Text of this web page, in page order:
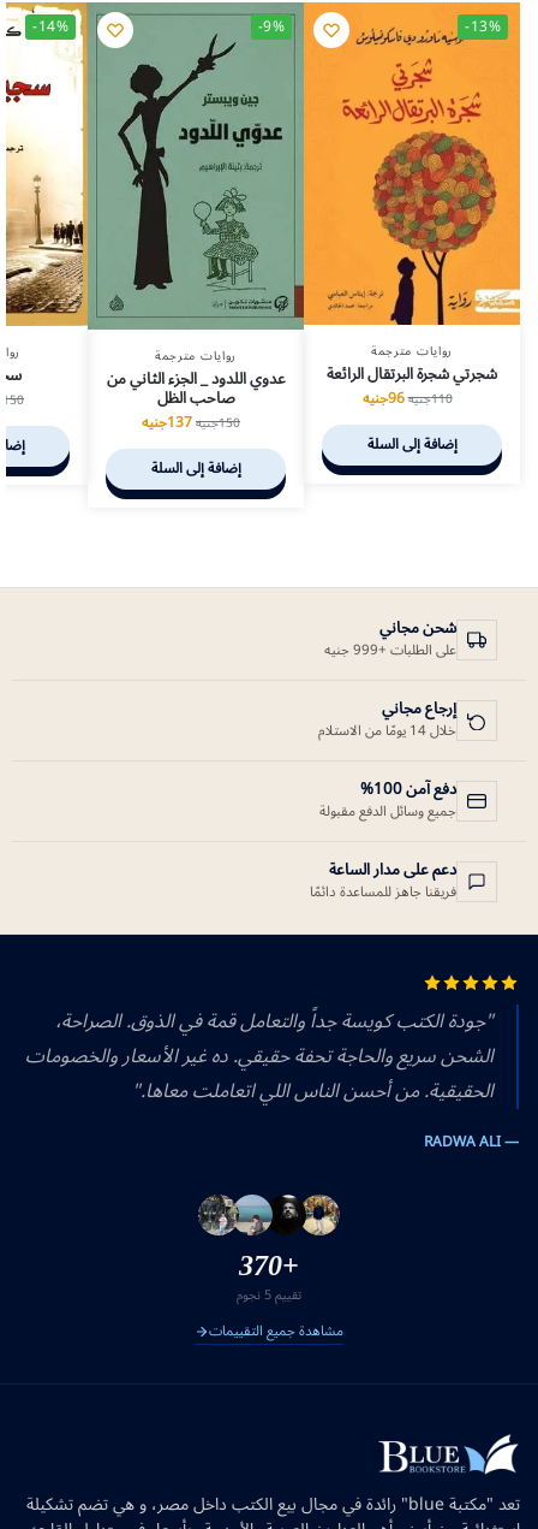
-13%
روايات مترجمة
شجرتي شجرة البرتقال الرائعة
110جنيه96جنيه
إضافة إلى السلة
-9%
روايات مترجمة
عدوي اللدود _ الجزء الثاني من
صاحب الظل
150جنيه137جنيه
إضافة إلى السلة
-14%
150
شحن مجاني
على الطلبات +999 جنيه
إرجاع مجاني
خلال 14 يومًا من الاستلام
دفع آمن 100%
جميع وسائل الدفع مقبولة
دعم على مدار الساعة
فريقنا جاهز للمساعدة دائمًا
"جودة الكتب كويسة جداً والتعامل قمة في الذوق. الصراحة،
الشحن سريع والحاجة تحفة حقيقي. ده غير الأسعار والخصومات
الحقيقية. من أحسن الناس اللي اتعاملت معاها."
— RADWA ALI
+370
تقييم 5 نجوم
مشاهدة جميع التقييمات
تعد "مكتبة blue" رائدة في مجال بيع الكتب داخل مصر، و هي تضم تشكيلة